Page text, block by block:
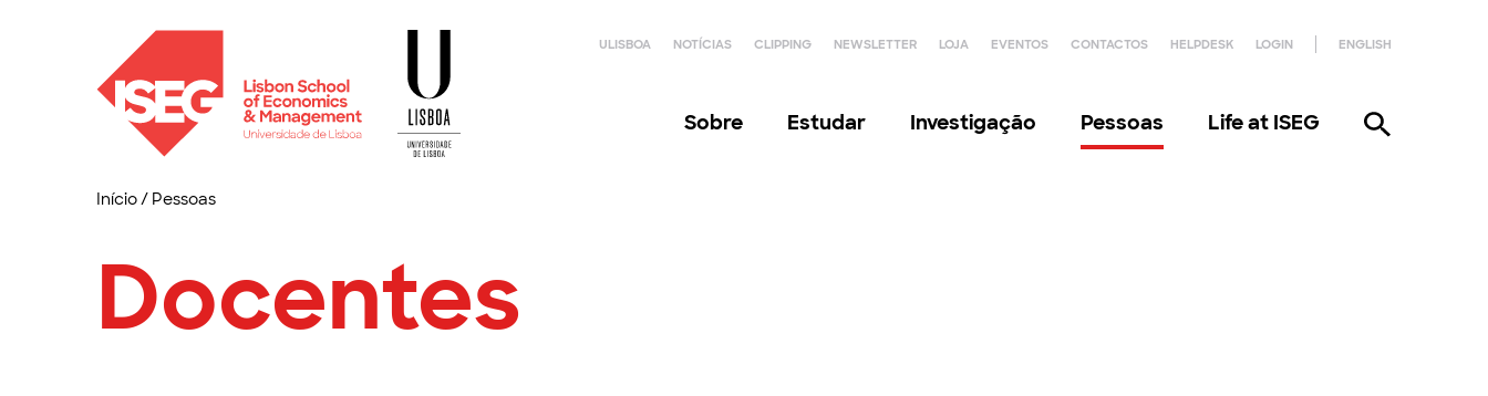
ULISBOA NOTÍCIAS CLIPPING NEWSLETTER LOJA EVENTOS CONTACTOS HELPDESK LOGIN ENGLISH
Sobre Estudar Investigação Pessoas Life at ISEG
Início/ Pessoas
Docentes